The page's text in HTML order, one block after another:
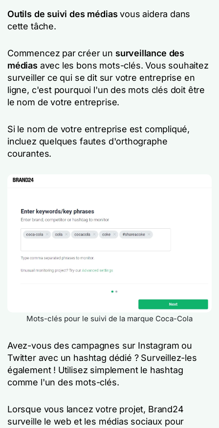
Outils de suivi des médias vous aidera dans
cette tâche.
Commencez par créer un surveillance des
médias avec les bons mots-clés. Vous souhaitez
surveiller ce qui se dit sur votre entreprise en
ligne, c'est pourquoi l'un des mots clés doit être
le nom de votre entreprise.
Si le nom de votre entreprise est compliqué,
incluez quelques fautes d'orthographe
courantes.
Mots-clés pour le suivi de la marque Coca-Cola
Avez-vous des campagnes sur Instagram ou
Twitter avec un hashtag dédié ? Surveillez-les
également ! Utilisez simplement le hashtag
comme l'un des mots-clés.
Lorsque vous lancez votre projet, Brand24
surveille le web et les médias sociaux pour